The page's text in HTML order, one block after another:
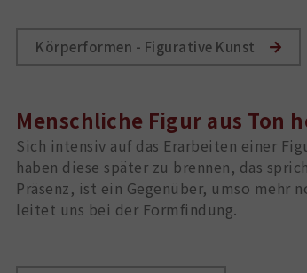
Körperformen - Figurative Kunst
Menschliche Figur aus Ton
Sich intensiv auf das Erarbeiten einer
haben diese später zu brennen, das
Präsenz, ist ein Gegenüber, umso mehr
leitet uns bei der Formfindung.